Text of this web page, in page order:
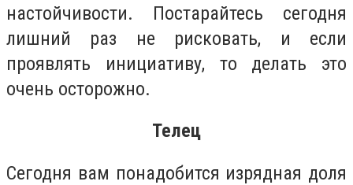
настойчивости. Постарайтесь сегодня
лишний раз не рисковать, и если
проявлять инициативу, то делать это
очень осторожно.
Телец
Сегодня вам понадобится изрядная доля